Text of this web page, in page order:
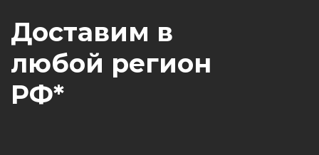
Доставим в
любой регион
РФ*